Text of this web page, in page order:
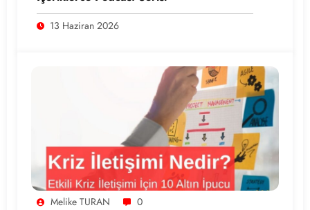
13 Haziran 2026
Melike TURAN 0